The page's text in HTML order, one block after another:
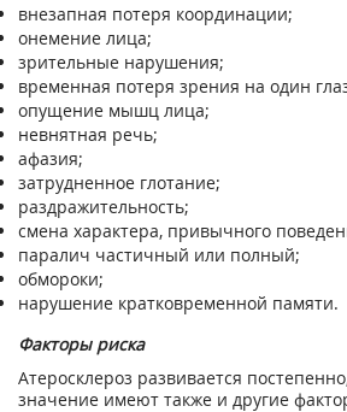
внезапная потеря координации;
онемение лица;
зрительные нарушения;
временная потеря зрения на один
опущение мышц лица;
невнятная речь;
афазия;
затрудненное глотание;
раздражительность;
смена характера, привычного
паралич частичный или полный;
обмороки;
нарушение кратковременной памяти.
Факторы риска
Атеросклероз развивается
значение имеют также и другие